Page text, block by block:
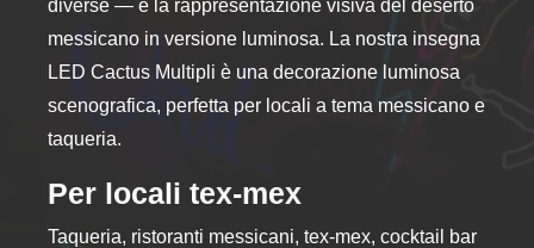
del
prodotto
diverse — è la rappresentazione visiva del deserto
messicano in versione luminosa. La nostra insegna
LED Cactus Multipli è una decorazione luminosa
scenografica, perfetta per locali a tema messicano e
taqueria.
Per locali tex-mex
Taqueria, ristoranti messicani, tex-mex, cocktail bar